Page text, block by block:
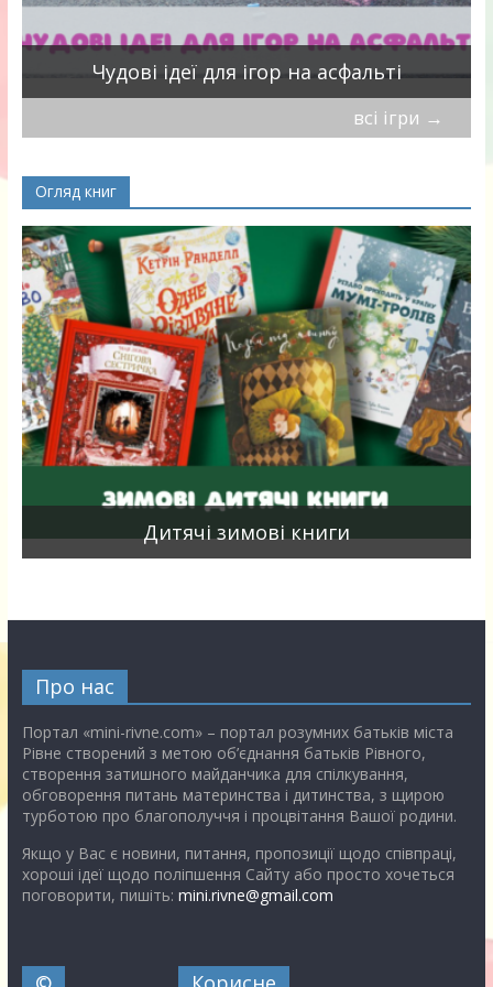
Чудові ідеї для ігор на асфальті
всі ігри →
Огляд книг
Дитячі зимові книги
Про нас
Портал «mini-rivne.com» – портал розумних батьків міста
Рівне створений з метою об’єднання батьків Рівного,
створення затишного майданчика для спілкування,
обговорення питань материнства і дитинства, з щирою
турботою про благополуччя і процвітання Вашої родини.
Якщо у Вас є новини, питання, пропозиції щодо співпраці,
хороші ідеї щодо поліпшення Сайту або просто хочеться
поговорити, пишіть: mini.rivne@gmail.com